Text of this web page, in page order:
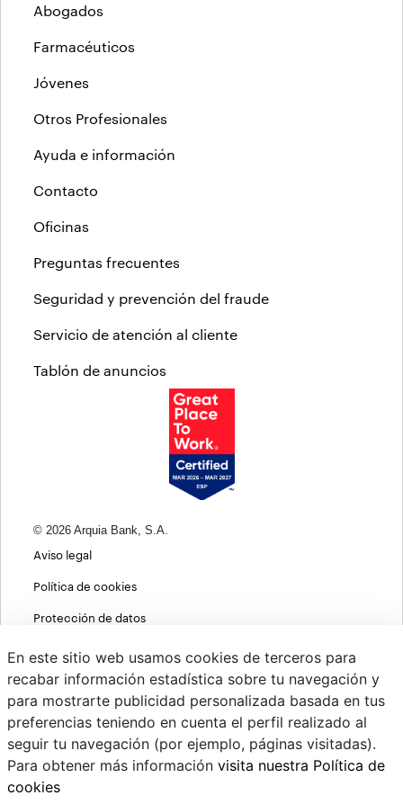
Abogados
Farmacéuticos
Jóvenes
Otros Profesionales
Ayuda e información
Contacto
Oficinas
Preguntas frecuentes
Seguridad y prevención del fraude
Servicio de atención al cliente
Tablón de anuncios
© 2026 Arquia Bank, S.A.
Aviso legal
Política de cookies
Protección de datos
Política de privacidad web
MIFID
PSD2
Cambio de divisas
En este sitio web usamos cookies de terceros para
recabar información estadística sobre tu navegación y
para mostrarte publicidad personalizada basada en tus
preferencias teniendo en cuenta el perfil realizado al
seguir tu navegación (por ejemplo, páginas visitadas).
Para obtener más información visita nuestra Política de
cookies